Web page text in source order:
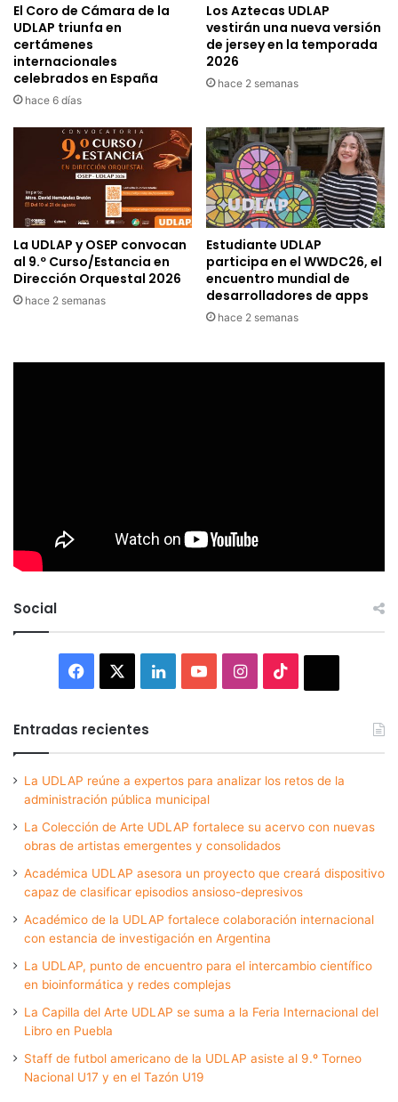
El Coro de Cámara de la
UDLAP triunfa en
certámenes
internacionales
celebrados en España
hace 6 días
Los Aztecas UDLAP
vestirán una nueva versión
de jersey en la temporada
2026
hace 2 semanas
La UDLAP y OSEP convocan
al 9.º Curso/Estancia en
Dirección Orquestal 2026
hace 2 semanas
Estudiante UDLAP
participa en el WWDC26, el
encuentro mundial de
desarrolladores de apps
hace 2 semanas
Social
Facebook LinkedInYouTubeInstagram
Entradas recientes
La UDLAP reúne a expertos para analizar los retos de la
administración pública municipal
La Colección de Arte UDLAP fortalece su acervo con nuevas
obras de artistas emergentes y consolidados
Académica UDLAP asesora un proyecto que creará dispositivo
capaz de clasificar episodios ansioso-depresivos
Académico de la UDLAP fortalece colaboración internacional
con estancia de investigación en Argentina
La UDLAP, punto de encuentro para el intercambio científico
en bioinformática y redes complejas
La Capilla del Arte UDLAP se suma a la Feria Internacional del
Libro en Puebla
Staff de futbol americano de la UDLAP asiste al 9.º Torneo
Nacional U17 y en el Tazón U19